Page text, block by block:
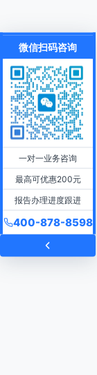
微信扫码咨询
一对一业务咨询
最高可优惠200元
报告办理进度跟进
400-878-8598